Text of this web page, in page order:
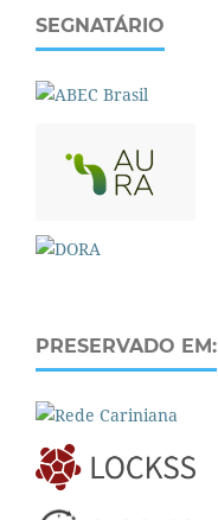
SEGNATÁRIO
PRESERVADO EM: